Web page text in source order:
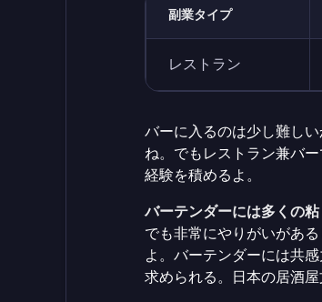
副業タイプ
レストラン
バーに入るのは少し難し
ね。でもレストラン兼バー
経験を積めるよ。
バーテンダーには多くの
でも非常にやりがいがあ
よ。バーテンダーには共
求められる。日本の居酒